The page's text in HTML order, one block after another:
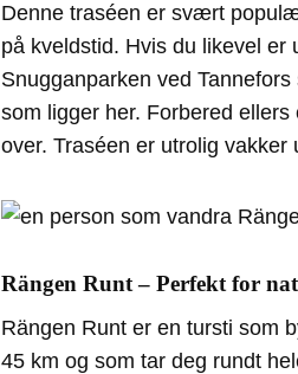
Denne traséen er svært
på kveldstid. Hvis du likevel er
Snugganparken ved
som ligger her. Forbered
over. Traséen er utrolig vakker
Rängen Runt – Perfekt for
Rängen Runt er en tursti som
45 km og som tar deg rundt